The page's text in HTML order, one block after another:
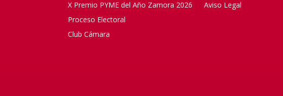
X Premio PYME del Año Zamora 2026
Proceso Electoral
Club Cámara
Aviso Legal